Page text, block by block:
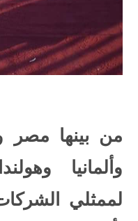
من بينها مصر
وألمانيا
لممثلي